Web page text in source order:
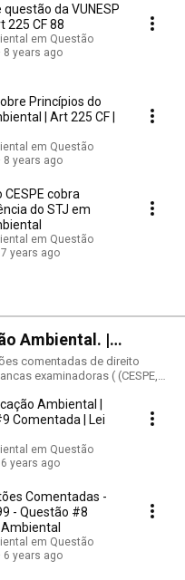
social da
de
2.3 Conceito
de direito
equidade
Estadual de Minas
da VUNESP
225 CF 88
em Questão
8 years ago
Princípios do
| Art 225 CF |
em Questão
8 years ago
cobra
do STJ em
em Questão
7 years ago
Ambiental. |
comentadas de direito
examinadoras ( (CESPE,
99. Princípios da Educação
Os vídeos
1999 e Decreto nº
Nacional de Educação
9795 educação ambiental
sobre política nacional de
nas escolas - Resenha
Lei 9795 de 27 de abril de
- Legislação Ambiental e
27/04/1999 - Lei Federal N.º
Ambiental. - Educação
de atuação; resíduos
Ambiental |
Comentada | Lei
em Questão
6 years ago
Comentadas -
- Questão #8
em Questão
6 years ago